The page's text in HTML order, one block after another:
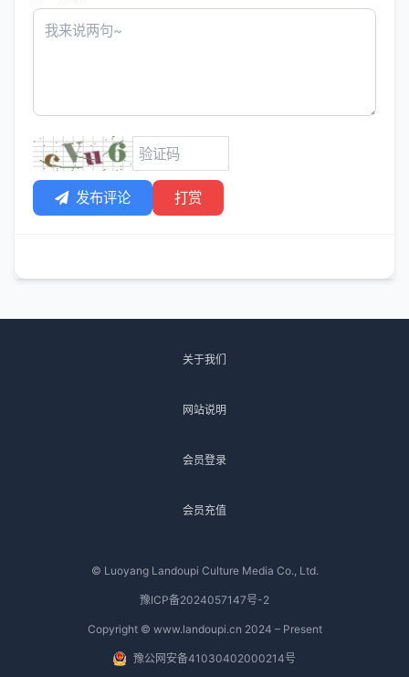
发布评论 打赏
关于我们
网站说明
会员登录
会员充值
© Luoyang Landoupi Culture Media Co., Ltd.
豫ICP备2024057147号-2
Copyright © www.landoupi.cn 2024 – Present
豫公网安备41030402000214号